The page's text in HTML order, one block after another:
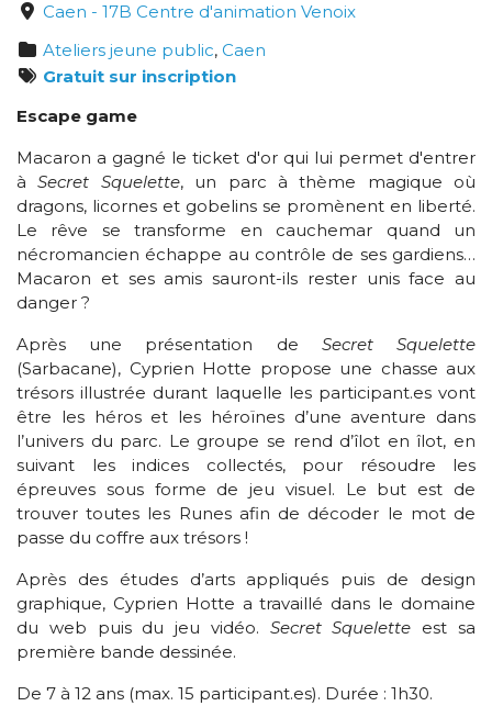
Caen - 17B Centre d'animation Venoix
Ateliers jeune public, Caen
Gratuit sur inscription
Escape game
Macaron a gagné le ticket d'or qui lui permet d'entrer
àSecret Squelette, un parc à thème magique où
dragons, licornes et gobelins se promènent en liberté.
Le rêve se transforme en cauchemar quand un
nécromancien échappe au contrôle de ses gardiens…
Macaron et ses amis sauront-ils rester unis face au
danger ?
Après une présentation de Secret Squelette
(Sarbacane), Cyprien Hotte propose une chasse aux
trésors illustrée durant laquelle les participant.es vont
être les héros et les héroïnes d’une aventure dans
l’univers du parc. Le groupe se rend d’îlot en îlot, en
suivant les indices collectés, pour résoudre les
épreuves sous forme de jeu visuel. Le but est de
trouver toutes les Runes afin de décoder le mot de
passe du coffre aux trésors !
Après des études d’arts appliqués puis de design
graphique, Cyprien Hotte a travaillé dans le domaine
du web puis du jeu vidéo. Secret Squelette est sa
première bande dessinée.
De 7 à 12 ans (max. 15 participant.es). Durée : 1h30.